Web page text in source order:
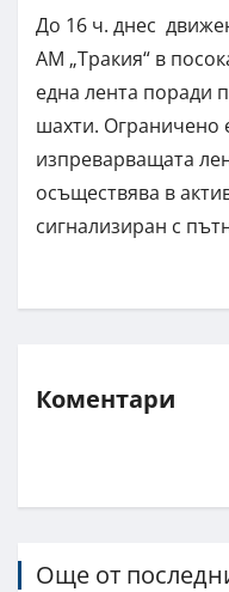
До 16 ч. днес
АМ „Тракия“ в
една лента поради
шахти. Ограничено
изпреварващата
осъществява в
сигнализиран с
Коментари
Още от